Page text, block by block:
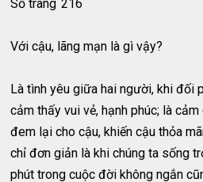
Số trang 216
Với cậu, lãng mạn là gì vậy?
Là tình yêu giữa hai người, khi đối
cảm thấy vui vẻ, hạnh phúc; là
đem lại cho cậu, khiến cậu thỏa
chỉ đơn giản là khi chúng ta sống
phút trong cuộc đời không ngắn